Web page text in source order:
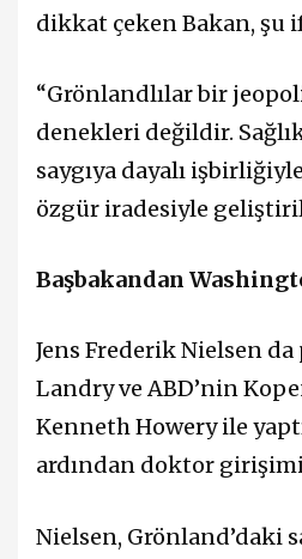
dikkat çeken Bakan, şu
“Grönlandlılar bir
denekleri değildir.
saygıya dayalı
özgür iradesiyle
Başbakandan
Jens Frederik Nielsen
Landry ve ABD’nin
Kenneth Howery ile
ardından doktor
Nielsen, Grönland’daki